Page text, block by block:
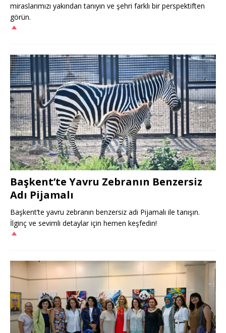
miraslarımızı yakından tanıyın ve şehri farklı bir perspektiften
görün.
Başkent’te Yavru Zebranın Benzersiz
Adı Pijamalı
Başkent’te yavru zebranın benzersiz adı Pijamalı ile tanışın.
İlginç ve sevimli detaylar için hemen keşfedin!